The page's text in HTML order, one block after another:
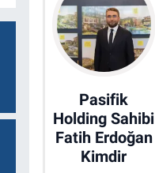
Pasifik
Holding Sahibi
Fatih Erdoğan
Kimdir